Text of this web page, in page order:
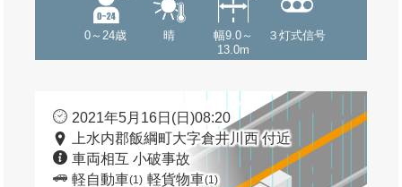
0～24歳 晴
幅9.0～
13.0m
３灯式信号
2021年5月16日(日)08:20
上水内郡飯綱町大字倉井川西 付近
車両相互 小破事故
軽自動車(1) 軽貨物車(1)